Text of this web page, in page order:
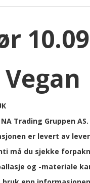
Trading Gruppen AS.
er levert av
må du sjekke
og -materiale